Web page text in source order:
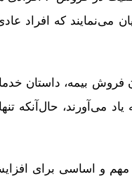
که افراد
فروش بیمه، داستان
می‌آورند، حال‌آنکه تنها
مهم و اساسی برای